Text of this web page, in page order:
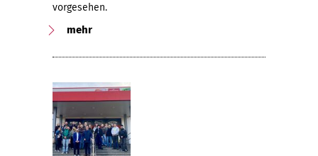
vorgesehen.
mehr